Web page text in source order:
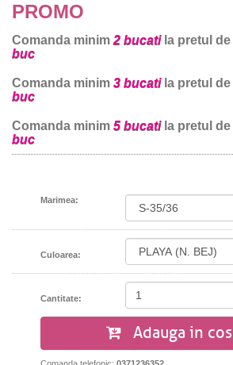
PROMO
Comanda minim 2 bucatila pretul de
buc
Comanda minim 3 bucatila pretul de
buc
Comanda minim 5 bucatila pretul de
buc
Marimea:
Culoarea:
Cantitate:
Adauga in cos